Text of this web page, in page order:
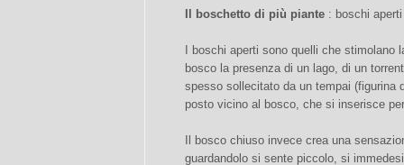
Il boschetto di più piante : boschi
I boschi aperti sono quelli che
bosco la presenza di un lago, di un
spesso sollecitato da un tempai (figurina
posto vicino al bosco, che si inserisce
Il bosco chiuso invece crea una
guardandolo si sente piccolo, si